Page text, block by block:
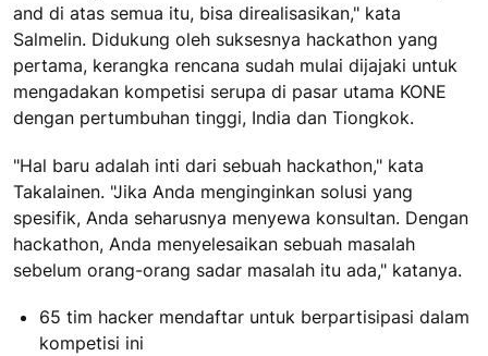
and di atas semua itu, bisa direalisasikan," kata
Salmelin. Didukung oleh suksesnya hackathon yang
pertama, kerangka rencana sudah mulai dijajaki untuk
mengadakan kompetisi serupa di pasar utama KONE
dengan pertumbuhan tinggi, India dan Tiongkok.
"Hal baru adalah inti dari sebuah hackathon," kata
Takalainen. "Jika Anda menginginkan solusi yang
spesifik, Anda seharusnya menyewa konsultan. Dengan
hackathon, Anda menyelesaikan sebuah masalah
sebelum orang-orang sadar masalah itu ada," katanya.
65 tim hacker mendaftar untuk berpartisipasi dalam
kompetisi ini